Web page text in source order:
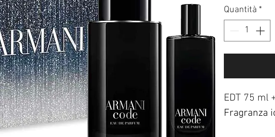
Quantità *
EDT 75 ml
Fragranza